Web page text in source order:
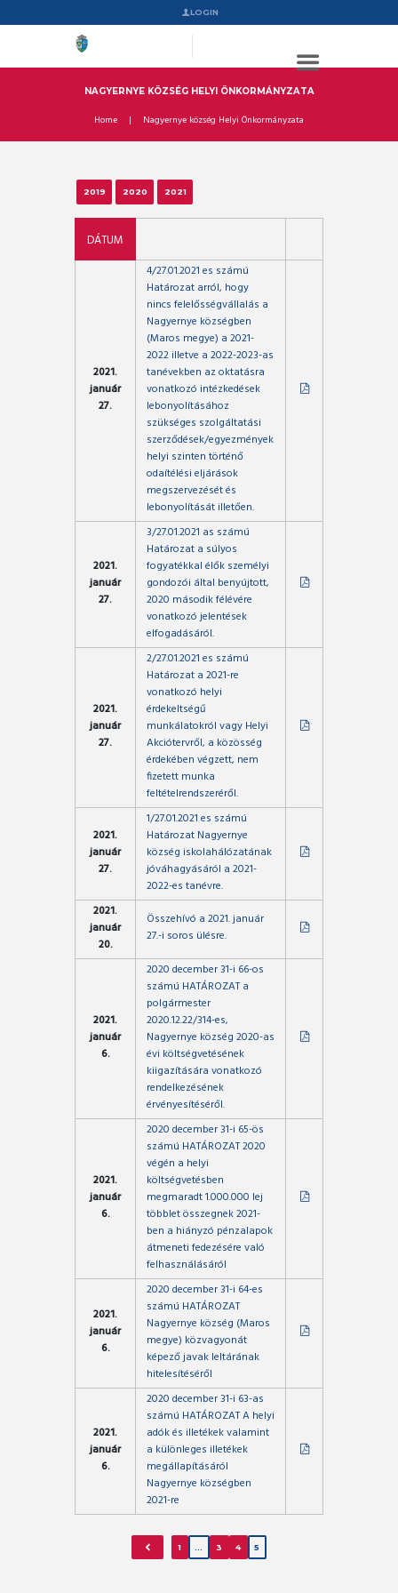
LOGIN
NAGYERNYE KÖZSÉG HELYI ÖNKORMÁNYZATA
Home Nagyernye község Helyi Önkormányzata
2019 2020 2021
DÁTUM
2021.
január
27.
4/27.01.2021 es számú
Határozat arról, hogy
nincs felelősségvállalás a
Nagyernye községben
(Maros megye) a 2021-
2022 illetve a 2022-2023-as
tanévekben az oktatásra
vonatkozó intézkedések
lebonyolításához
szükséges szolgáltatási
szerződések/egyezmények
helyi szinten történő
odaítélési eljárások
megszervezését és
lebonyolítását illetően.
2021.
január
27.
3/27.01.2021 as számú
Határozat a súlyos
fogyatékkal élők személyi
gondozói által benyújtott,
2020 második félévére
vonatkozó jelentések
elfogadásáról.
2021.
január
27.
2/27.01.2021 es számú
Határozat a 2021-re
vonatkozó helyi
érdekeltségű
munkálatokról vagy Helyi
Akciótervről, a közösség
érdekében végzett, nem
fizetett munka
feltételrendszeréről.
2021.
január
27.
1/27.01.2021 es számú
Határozat Nagyernye
község iskolahálózatának
jóváhagyásáról a 2021-
2022-es tanévre.
2021.
január
20.
Összehívó a 2021. január
27.-i soros ülésre.
2021.
január
6.
2020 december 31-i 66-os
számú HATÁROZAT a
polgármester
2020.12.22/314-es,
Nagyernye község 2020-as
évi költségvetésének
kiigazítására vonatkozó
rendelkezésének
érvényesítéséről.
2021.
január
6.
2020 december 31-i 65-ös
számú HATÁROZAT 2020
végén a helyi
költségvetésben
megmaradt 1.000.000 lej
többlet összegnek 2021-
ben a hiányzó pénzalapok
átmeneti fedezésére való
felhasználásáról
2021.
január
6.
2020 december 31-i 64-es
számú HATÁROZAT
Nagyernye község (Maros
megye) közvagyonát
képező javak leltárának
hitelesítéséről
2021.
január
6.
2020 december 31-i 63-as
számú HATÁROZAT A helyi
adók és illetékek valamint
a különleges illetékek
megállapításáról
Nagyernye községben
2021-re
1 3 4 5